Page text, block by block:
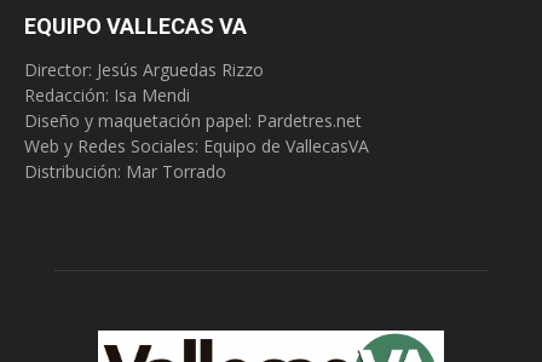
EQUIPO VALLECAS VA
Director: Jesús Arguedas Rizzo
Redacción: Isa Mendi
Diseño y maquetación papel: Pardetres.net
Web y Redes Sociales: Equipo de VallecasVA
Distribución: Mar Torrado